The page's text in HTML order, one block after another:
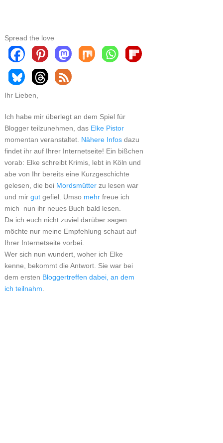
Spread the love
Ihr Lieben,
Ich habe mir überlegt an dem Spiel für
Blogger teilzunehmen, das Elke Pistor
momentan veranstaltet. Nähere Infosdazu
findet ihr auf Ihrer Internetseite! Ein bißchen
vorab: Elke schreibt Krimis, lebt in Köln und
abe von Ihr bereits eine Kurzgeschichte
gelesen, die bei Mordsmütterzu lesen war
und mir gutgefiel. Umso mehrfreue ich
mich nun ihr neues Buch bald lesen.
Da ich euch nicht zuviel darüber sagen
möchte nur meine Empfehlung schaut auf
Ihrer Internetseite vorbei.
Wer sich nun wundert, woher ich Elke
kenne, bekommt die Antwort. Sie war bei
dem ersten Bloggertreffen dabei, an dem
ich teilnahm